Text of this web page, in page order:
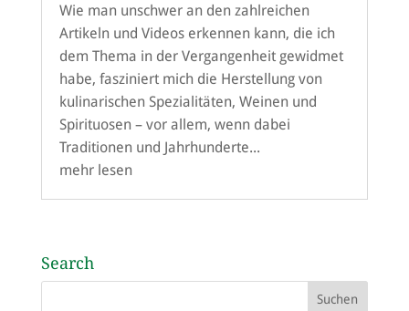
Wie man unschwer an den zahlreichen
Artikeln und Videos erkennen kann, die ich
dem Thema in der Vergangenheit gewidmet
habe, fasziniert mich die Herstellung von
kulinarischen Spezialitäten, Weinen und
Spirituosen – vor allem, wenn dabei
Traditionen und Jahrhunderte...
mehr lesen
Search